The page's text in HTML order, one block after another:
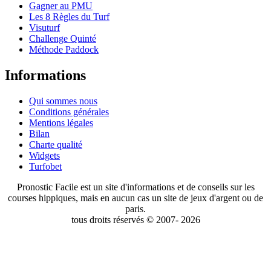
Gagner au PMU
Les 8 Règles du Turf
Visuturf
Challenge Quinté
Méthode Paddock
Informations
Qui sommes nous
Conditions générales
Mentions légales
Bilan
Charte qualité
Widgets
Turfobet
Pronostic Facile est un site d'informations et de conseils sur les
courses hippiques, mais en aucun cas un site de jeux d'argent ou de
paris.
tous droits réservés © 2007- 2026